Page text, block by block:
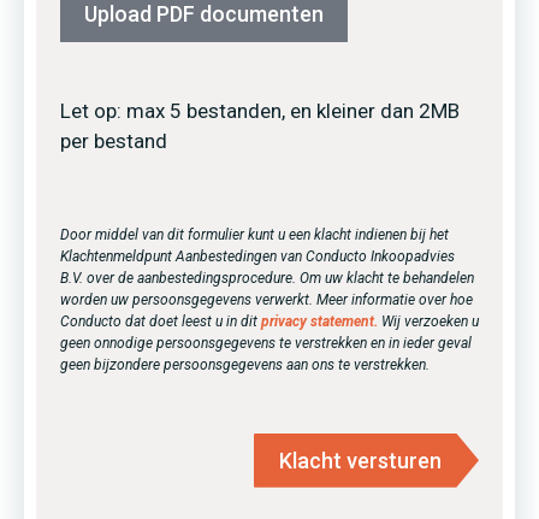
Upload PDF documenten
Let op: max 5 bestanden, en kleiner dan 2MB
per bestand
Door middel van dit formulier kunt u een klacht indienen bij het
Klachtenmeldpunt Aanbestedingen van Conducto Inkoopadvies
B.V. over de aanbestedingsprocedure. Om uw klacht te behandelen
worden uw persoonsgegevens verwerkt. Meer informatie over hoe
Conducto dat doet leest u in dit privacy statement. Wij verzoeken u
geen onnodige persoonsgegevens te verstrekken en in ieder geval
geen bijzondere persoonsgegevens aan ons te verstrekken.
Klacht versturen